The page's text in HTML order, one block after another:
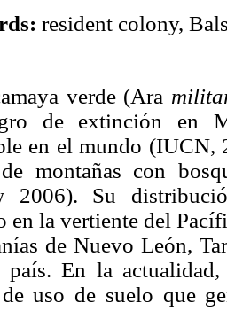
resident colony,
verde (Ara
de extinción en
en el mundo (IUCN,
montañas con
2006). Su
en la vertiente del
de Nuevo León,
país. En la
uso de suelo que